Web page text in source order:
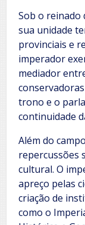
Sob o reinado
sua unidade
provinciais e
imperador
mediador
trono e o
continuidade
Além do
repercussões
cultural. O
apreço pelas
criação de
como o